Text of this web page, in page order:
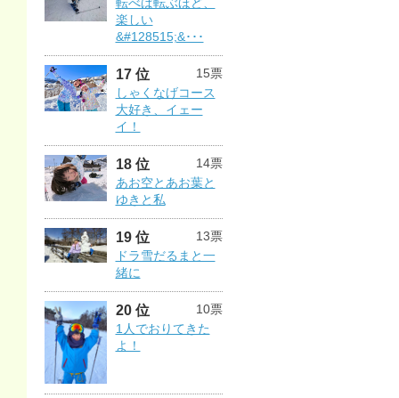
楽しい
&#128515;&･･･
17 位
15票
しゃくなげコース
大好き、イェー
イ！
18 位
14票
あお空とあお葉と
ゆきと私
19 位
13票
ドラ雪だるまと一
緒に
20 位
10票
1人でおりてきた
よ！